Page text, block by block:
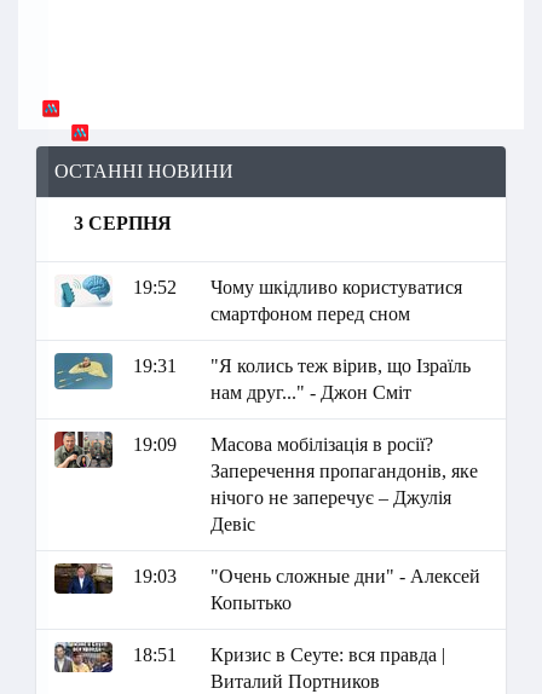
ОСТАННІ НОВИНИ
3 СЕРПНЯ
19:52
Чому шкідливо користуватися
смартфоном перед сном
19:31
"Я колись теж вірив, що Ізраїль
нам друг..." - Джон Сміт
19:09
Масова мобілізація в росії?
Заперечення пропагандонів, яке
нічого не заперечує – Джулія
Девіс
19:03
"Очень сложные дни" - Алексей
Копытько
18:51
Кризис в Сеуте: вся правда |
Виталий Портников